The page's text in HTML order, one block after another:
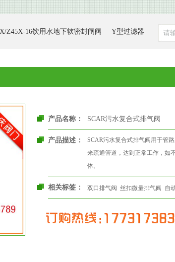
Z45X-16饮用水地下软密封闸阀 Y型过滤器
产品名称： SCAR污水复合式排气阀
产品描述：
SCAR污水复合式排气阀用于管
来疏通管道，达到正常工作，如
体。
相关标签： 双口排气阀 丝扣微量排气阀 自